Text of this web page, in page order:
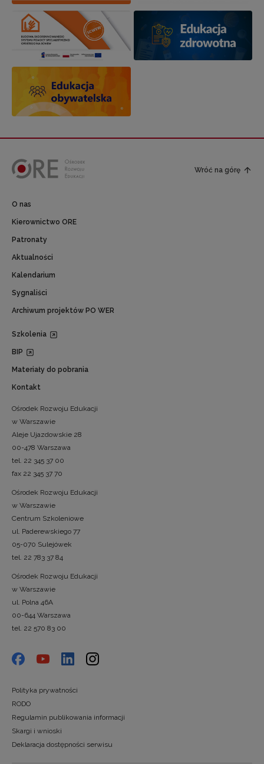
Wróć na górę
O nas
Kierownictwo ORE
Patronaty
Aktualności
Kalendarium
Sygnaliści
Archiwum projektów PO WER
Szkolenia
BIP
Materiały do pobrania
Kontakt
Ośrodek Rozwoju Edukacji
w Warszawie
Aleje Ujazdowskie 28
00-478 Warszawa
tel. 22 345 37 00
fax 22 345 37 70
Ośrodek Rozwoju Edukacji
w Warszawie
Centrum Szkoleniowe
ul. Paderewskiego 77
05-070 Sulejówek
tel. 22 783 37 84
Ośrodek Rozwoju Edukacji
w Warszawie
ul. Polna 46A
00-644 Warszawa
tel. 22 570 83 00
Polityka prywatności
RODO
Regulamin publikowania informacji
Skargi i wnioski
Deklaracja dostępności serwisu